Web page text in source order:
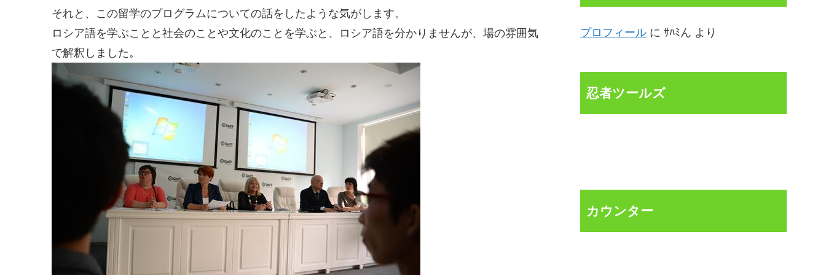
それと、この留学のプログラムについての話をしたような気がします。
ロシア語を学ぶことと社会のことや文化のことを学ぶと、ロシア語を分かりませんが、場の雰囲気
で解釈しました。
プロフィール に ｻﾊﾐん より
忍者ツールズ
カウンター